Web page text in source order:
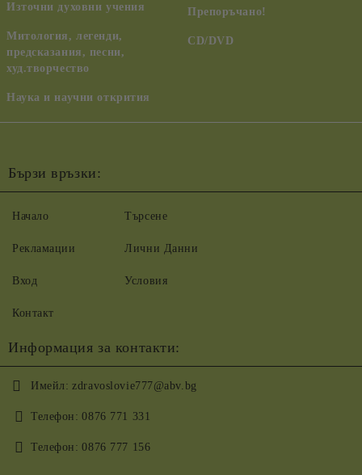
Източни духовни учения
Митология, легенди,
предсказания, песни,
худ.творчество
Наука и научни открития
Препоръчано!
CD/DVD
Бързи връзки:
Начало
Рекламации
Вход
Контакт
Търсене
Лични Данни
Условия
Информация за контакти:
Имейл: zdravoslovie777@abv.bg
Телефон: 0876 771 331
Телефон: 0876 777 156